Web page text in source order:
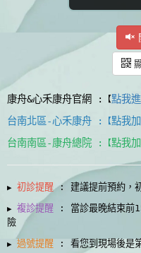
康舟&心禾康舟官網 : 【點我
台南北區-心禾康舟 : 【點我
台南南區-康舟總院 : 【點我
▶ 初診提醒: 建議提前預約
▶ 複診提醒 : 當診最晚結束前
險
▶ 過號提醒 : 看您到現場後是